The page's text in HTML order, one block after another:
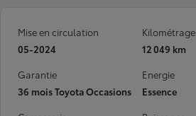
Mise en circulation
05-2024
Kilométrage
12 049 km
Garantie
36 mois Toyota Occasions
Energie
Essence